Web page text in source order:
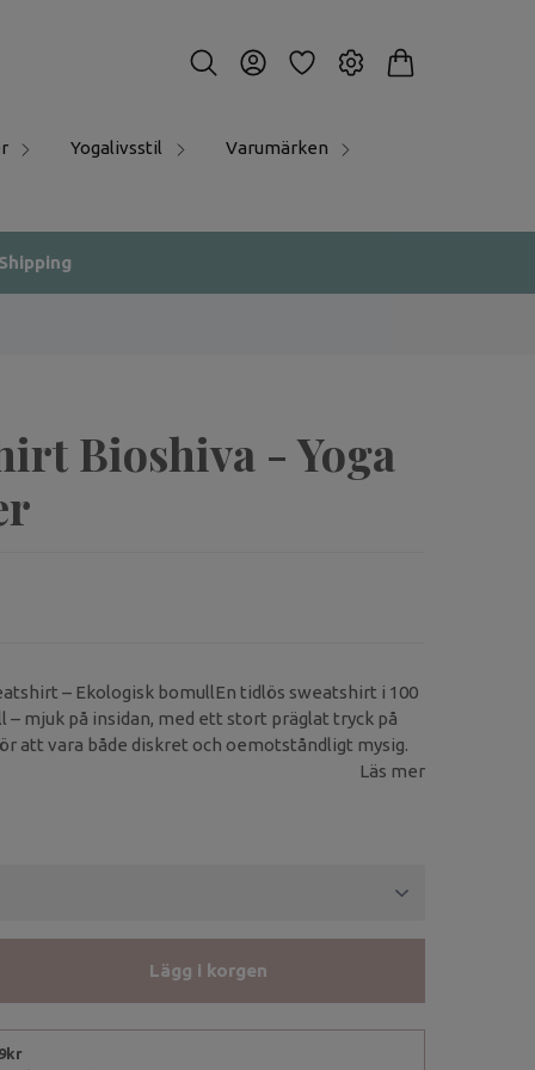
Yogalivsstil Varumärken
Bioshiva - Yoga
– Ekologisk bomullEn tidlös sweatshirt i 100
– mjuk på insidan, med ett stort präglat tryck på
att vara både diskret och oemotståndligt mysig.
Läs mer
Lägg i korgen